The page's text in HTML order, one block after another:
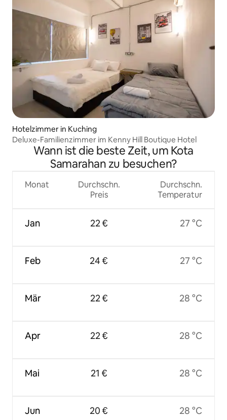
Hotelzimmer in Kuching
Deluxe-Familienzimmer im Kenny Hill Boutique Hotel
Wann ist die beste Zeit, um Kota
Samarahan zu besuchen?
Monat
Jan
Feb
Mär
Apr
Mai
Jun
Durchschn.
Preis
22 €
24 €
22 €
22 €
21 €
20 €
Durchschn.
Temperatur
27 °C
27 °C
28 °C
28 °C
28 °C
28 °C